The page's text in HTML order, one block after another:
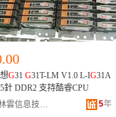
G31 G31T-LM V1.0 L-IG31A
針 DDR2 支持酷睿CPU
深圳市林雲信息技術有限公司
5年